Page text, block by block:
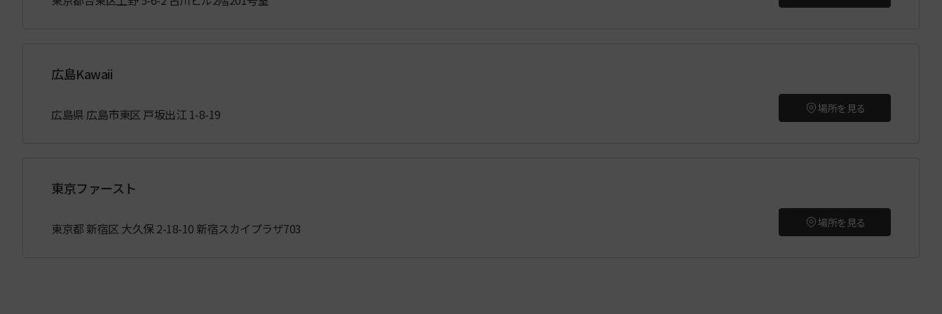
広島Kawaii
広島県 広島市東区 戸坂出江 1-8-19 場所を見る
東京ファースト
東京都 新宿区 大久保 2-18-10 新宿スカイプラザ703 場所を見る